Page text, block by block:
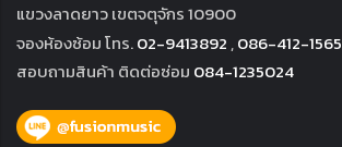
แขวงลาดยาว เขตจตุจักร 10900
จองห้องซ้อม โทร.02-9413892 ,086-412-1565
สอบถามสินค้า ติดต่อซ่อม 084-1235024